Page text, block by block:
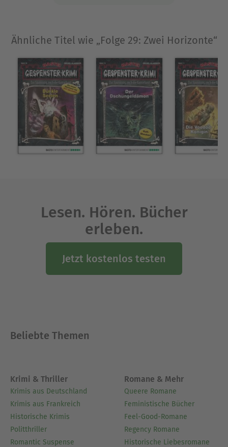
Ähnliche Titel wie „Folge 29: Zwei Horizonte“
Lesen. Hören. Bücher
erleben.
Jetzt kostenlos testen
Beliebte Themen
Krimi & Thriller
Krimis aus Deutschland
Krimis aus Frankreich
Historische Krimis
Politthriller
Romantic Suspense
Romane & Mehr
Queere Romane
Feministische Bücher
Feel-Good-Romane
Regency Romane
Historische Liebesromane